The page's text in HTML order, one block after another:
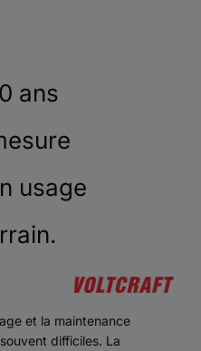
ans
usage
et la maintenance
difficiles. La